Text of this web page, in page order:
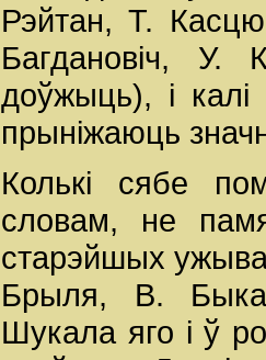
Рэйтан, Т.
Багдановіч, У.
доўжыць), і
прыніжаюць
Колькі сябе
словам, не
старэйшых
Брыля, В.
Шукала яго і ў